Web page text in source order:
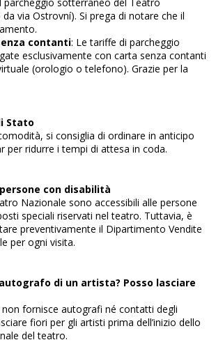
via Ostrovní). Si prega di notare che il
contanti: Le tariffe di parcheggio
esclusivamente con carta senza contanti
(orologio o telefono). Grazie per la
Stato
si consiglia di ordinare in anticipo
per ridurre i tempi di attesa in coda.
con disabilità
Nazionale sono accessibili alle persone
speciali riservati nel teatro. Tuttavia, è
preventivamente il Dipartimento Vendite
per ogni visita.
di un artista? Posso lasciare
fornisce autografi né contatti degli
fiori per gli artisti prima dell’inizio dello
del teatro.